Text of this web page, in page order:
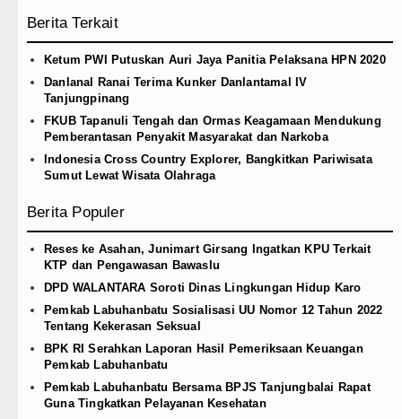
Berita Terkait
Ketum PWI Putuskan Auri Jaya Panitia Pelaksana HPN 2020
Danlanal Ranai Terima Kunker Danlantamal IV
Tanjungpinang
FKUB Tapanuli Tengah dan Ormas Keagamaan Mendukung
Pemberantasan Penyakit Masyarakat dan Narkoba
Indonesia Cross Country Explorer, Bangkitkan Pariwisata
Sumut Lewat Wisata Olahraga
Berita Populer
Reses ke Asahan, Junimart Girsang Ingatkan KPU Terkait
KTP dan Pengawasan Bawaslu
DPD WALANTARA Soroti Dinas Lingkungan Hidup Karo
Pemkab Labuhanbatu Sosialisasi UU Nomor 12 Tahun 2022
Tentang Kekerasan Seksual
BPK RI Serahkan Laporan Hasil Pemeriksaan Keuangan
Pemkab Labuhanbatu
Pemkab Labuhanbatu Bersama BPJS Tanjungbalai Rapat
Guna Tingkatkan Pelayanan Kesehatan